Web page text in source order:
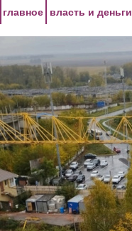
главное власть и деньги